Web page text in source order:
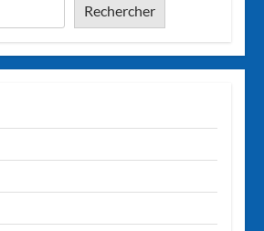
Rechercher